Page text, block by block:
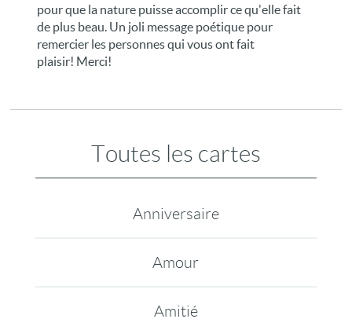
pour que la nature puisse accomplir ce qu'elle fait
de plus beau. Un joli message poétique pour
remercier les personnes qui vous ont fait
plaisir! Merci!
Toutes les cartes
Anniversaire
Amour
Amitié